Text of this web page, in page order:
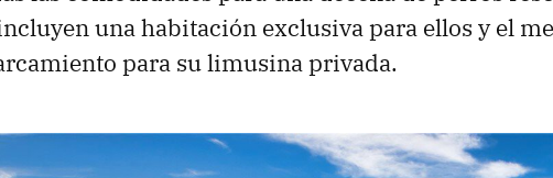
una habitación exclusiva para ellos y el
para su limusina privada.